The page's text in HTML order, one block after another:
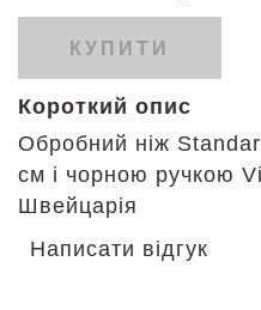
КУПИТИ
Короткий опис
Обробний ніж
см і чорною ручкою
Швейцарія
Написати відгук